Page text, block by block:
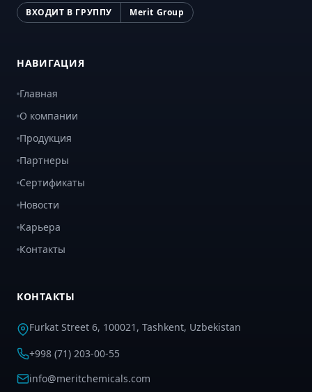
ВХОДИТ В ГРУППУ Merit Group
НАВИГАЦИЯ
Главная
О компании
Продукция
Партнеры
Сертификаты
Новости
Карьера
Контакты
КОНТАКТЫ
Furkat Street 6, 100021, Tashkent, Uzbekistan
+998 (71) 203-00-55
info@meritchemicals.com